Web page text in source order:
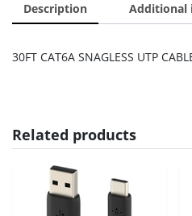
Description Additional
30FT CAT6A SNAGLESS UTP
Related products